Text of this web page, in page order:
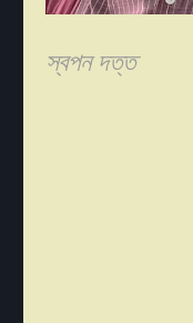
স্বপন দত্ত